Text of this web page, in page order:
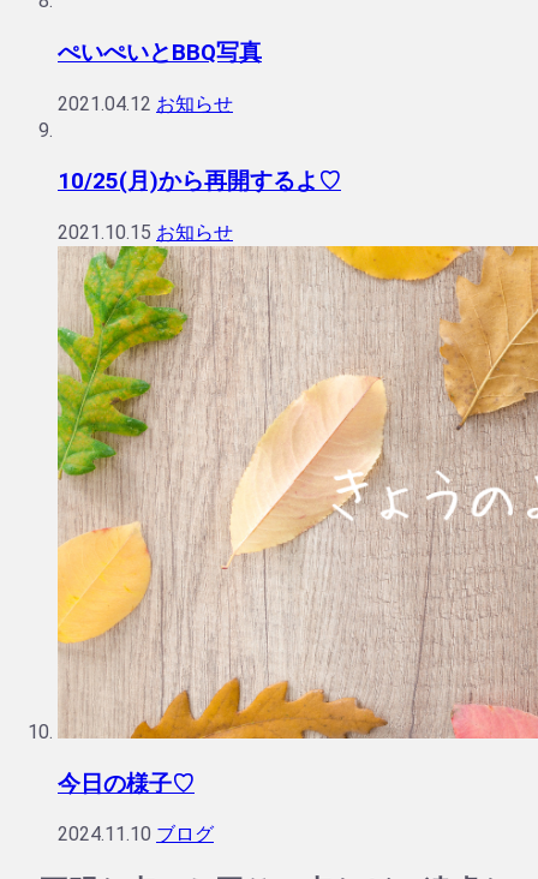
ぺいぺいとBBQ写真
2021.04.12 お知らせ
10/25(月)から再開するよ♡
2021.10.15 お知らせ
今日の様子♡
2024.11.10 ブログ